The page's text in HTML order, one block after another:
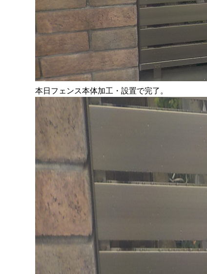
本日フェンス本体加工・設置で完了。